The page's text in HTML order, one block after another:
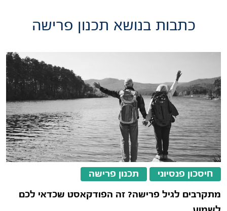
כתבות בנושא תכנון פרישה
חיסכון פנסיוני תכנון פרישה
מתקרבים לגיל פרישה? זה הפודקאסט שכדאי לכם